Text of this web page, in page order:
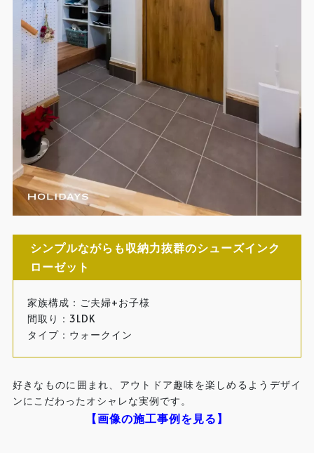
シンプルながらも収納力抜群のシューズインク
ローゼット
家族構成：ご夫婦+お子様
間取り：3LDK
タイプ：ウォークイン
好きなものに囲まれ、アウトドア趣味を楽しめるようデザイ
ンにこだわったオシャレな実例です。
【画像の施工事例を見る】